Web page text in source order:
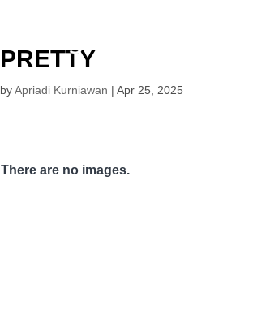
PRETTY
byApriadi Kurniawan |Apr 25, 2025
There are no images.